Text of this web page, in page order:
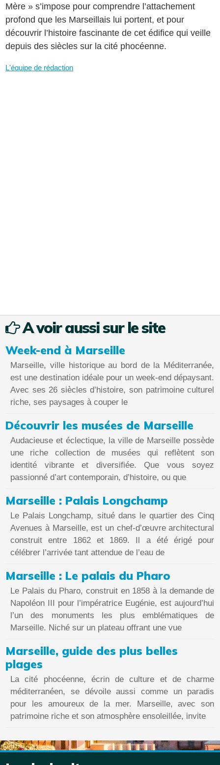
Mère » s’impose pour comprendre l’attachement
profond que les Marseillais lui portent, et pour
découvrir l’histoire fascinante de cet édifice qui veille
depuis des siècles sur la cité phocéenne.
L'équipe de rédaction
A voir aussi sur le site
Week-end à Marseille
Marseille, ville historique au bord de la Méditerranée,
est une destination idéale pour un week-end dépaysant.
Avec ses 26 siècles d’histoire, son patrimoine culturel
riche, ses paysages à couper le
Découvrir les musées de Marseille
Audacieuse et éclectique, la ville de Marseille possède
une riche collection de musées qui reflètent son
identité vibrante et diversifiée. Que vous soyez
passionné d’art contemporain, d’histoire, ou que
Marseille : Palais Longchamp
Le Palais Longchamp, situé dans le quartier des Cinq
Avenues à Marseille, est un chef-d’œuvre architectural
construit entre 1862 et 1869. Il a été érigé pour
célébrer l’arrivée tant attendue de l’eau de
Marseille : Le palais du Pharo
Le Palais du Pharo, construit en 1858 à la demande de
Napoléon III pour l’impératrice Eugénie, est aujourd’hui
l’un des monuments les plus emblématiques de
Marseille. Niché sur un plateau offrant une vue
Marseille, guide des plus belles
plages
La cité phocéenne, écrin de culture et de charme
méditerranéen, se dévoile aussi comme un paradis
pour les amoureux de la mer. Marseille, avec son
patrimoine riche et son atmosphère ensoleillée, invite